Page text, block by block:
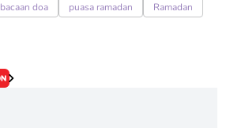
bacaan doa puasa ramadan Ramadan